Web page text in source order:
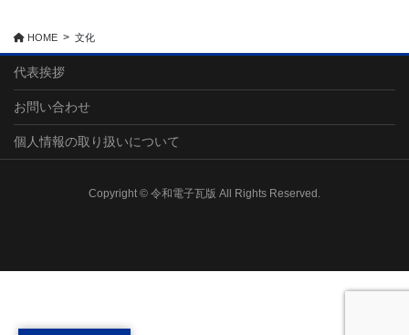
HOME 文化
代表挨拶
お問い合わせ
個人情報の取り扱いについて
Copyright © 令和電子瓦版 All Rights Reserved.